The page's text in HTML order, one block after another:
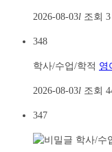
2026-08-03l 조회 3
348
학사/수업/학적 영
2026-08-03l 조회
347
학사/수